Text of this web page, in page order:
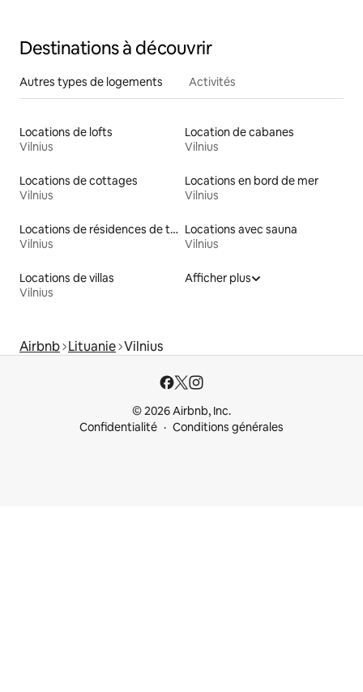
Destinations à découvrir
Autres types de logements Activités
Locations de lofts
Vilnius
Location de cabanes
Vilnius
Locations de cottages
Vilnius
Locations en bord de mer
Vilnius
Locations de résidences de tourisme
Vilnius
Locations avec sauna
Vilnius
Locations de villas
Vilnius
Afficher plus
Airbnb Lituanie Vilnius
© 2026 Airbnb, Inc.
Confidentialité
Conditions générales